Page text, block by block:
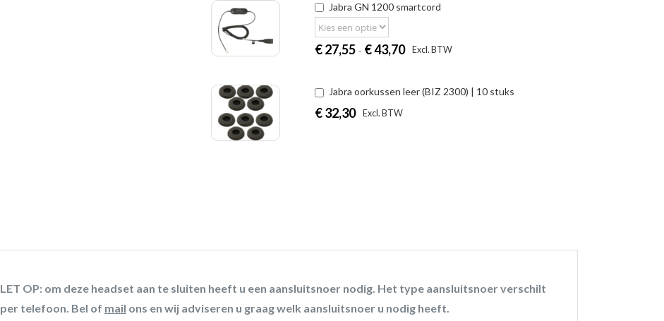
Jabra GN 1200 smartcord
€27,55 - €43,70Prijsklasse:
Excl. BTW
Jabra oorkussen leer (BIZ 2300) | 10 stuks
€32,30 Excl. BTW
LET OP: om deze headset aan te sluiten heeft u een aansluitsnoer nodig. Het type aansluitsnoer verschilt
per telefoon. Bel of mail ons en wij adviseren u graag welk aansluitsnoer u nodig heeft.